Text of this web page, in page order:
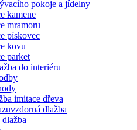
pokoje a jídelny
kamene
mramoru
pískovec
kovu
parket
do interiéru
imitace dřeva
dlažba